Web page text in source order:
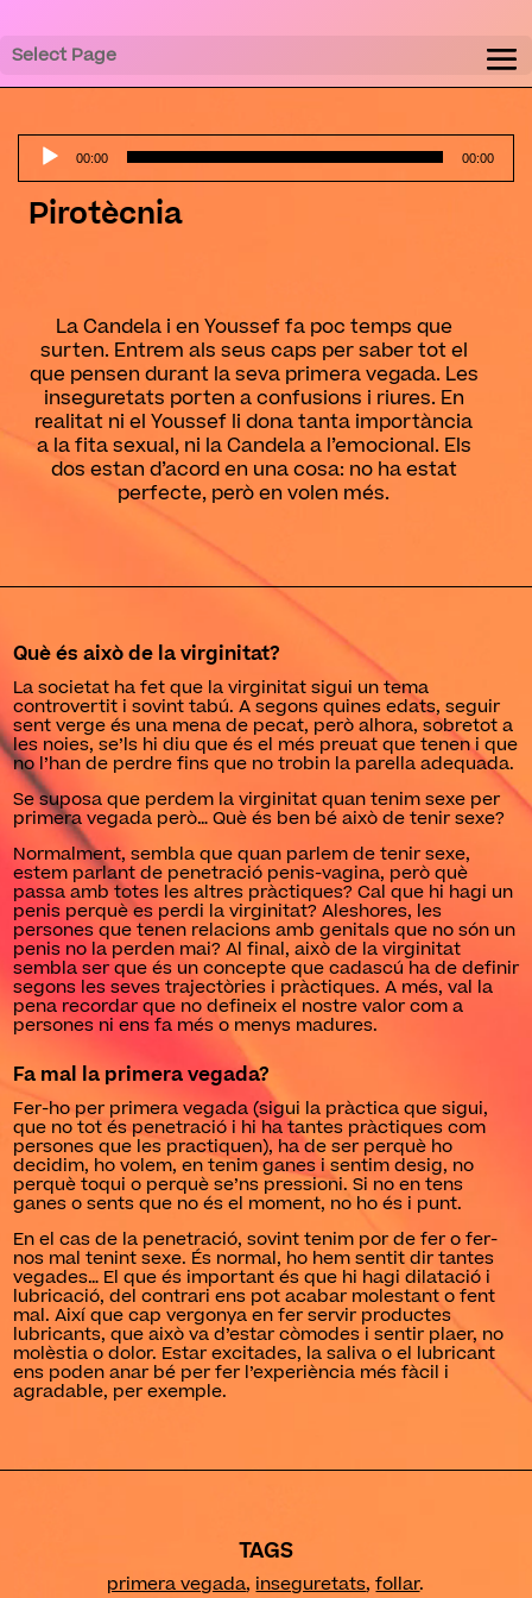
Select Page
Audio
Player 00:00 00:00
Pirotècnia
La Candela i en Youssef fa poc temps que
surten. Entrem als seus caps per saber tot el
que pensen durant la seva primera vegada. Les
inseguretats porten a confusions i riures. En
realitat ni el Youssef li dona tanta importància
a la fita sexual, ni la Candela a l’emocional. Els
dos estan d’acord en una cosa: no ha estat
perfecte, però en volen més.
Què és això de la virginitat?
La societat ha fet que la virginitat sigui un tema
controvertit i sovint tabú. A segons quines edats, seguir
sent verge és una mena de pecat, però alhora, sobretot a
les noies, se’ls hi diu que és el més preuat que tenen i que
no l’han de perdre fins que no trobin la parella adequada.
Se suposa que perdem la virginitat quan tenim sexe per
primera vegada però… Què és ben bé això de tenir sexe?
Normalment, sembla que quan parlem de tenir sexe,
estem parlant de penetració penis-vagina, però què
passa amb totes les altres pràctiques? Cal que hi hagi un
penis perquè es perdi la virginitat? Aleshores, les
persones que tenen relacions amb genitals que no són un
penis no la perden mai? Al final, això de la virginitat
sembla ser que és un concepte que cadascú ha de definir
segons les seves trajectòries i pràctiques. A més, val la
pena recordar que no defineix el nostre valor com a
persones ni ens fa més o menys madures.
Fa mal la primera vegada?
Fer-ho per primera vegada (sigui la pràctica que sigui,
que no tot és penetració i hi ha tantes pràctiques com
persones que les practiquen), ha de ser perquè ho
decidim, ho volem, en tenim ganes i sentim desig, no
perquè toqui o perquè se’ns pressioni. Si no en tens
ganes o sents que no és el moment, no ho és i punt.
En el cas de la penetració, sovint tenim por de fer o fer-
nos mal tenint sexe. És normal, ho hem sentit dir tantes
vegades… El que és important és que hi hagi dilatació i
lubricació, del contrari ens pot acabar molestant o fent
mal. Així que cap vergonya en fer servir productes
lubricants, que això va d’estar còmodes i sentir plaer, no
molèstia o dolor. Estar excitades, la saliva o el lubricant
ens poden anar bé per fer l’experiència més fàcil i
agradable, per exemple.
TAGS
primera vegada, inseguretats,follar.